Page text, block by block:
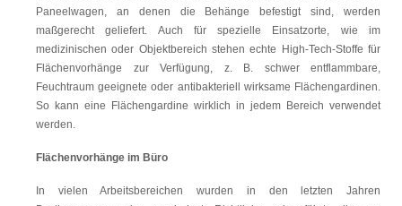
Paneelwagen, an denen die Behänge befestigt sind, werden
maßgerecht geliefert. Auch für spezielle Einsatzorte, wie im
medizinischen oder Objektbereich stehen echte High-Tech-Stoffe für
Flächenvorhänge zur Verfügung, z. B. schwer entflammbare,
Feuchtraum geeignete oder antibakteriell wirksame Flächengardinen.
So kann eine Flächengardine wirklich in jedem Bereich verwendet
werden.
Flächenvorhänge im Büro
In vielen Arbeitsbereichen wurden in den letzten Jahren